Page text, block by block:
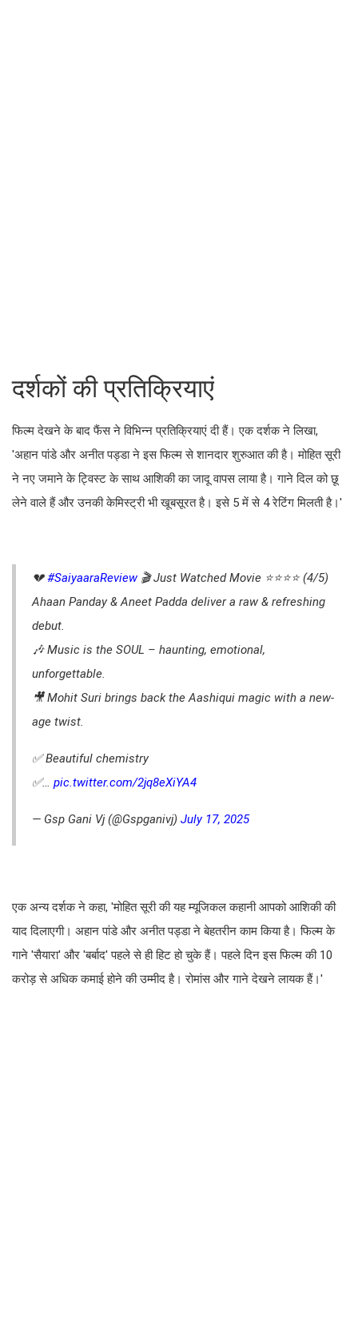
दर्शकों की प्रतिक्रियाएं
फिल्म देखने के बाद फैंस ने विभिन्न प्रतिक्रियाएं दी हैं। एक दर्शक ने लिखा,
'अहान पांडे और अनीत पड्डा ने इस फिल्म से शानदार शुरुआत की है। मोहित सूरी
ने नए जमाने के ट्विस्ट के साथ आशिकी का जादू वापस लाया है। गाने दिल को छू
लेने वाले हैं और उनकी केमिस्ट्री भी खूबसूरत है। इसे 5 में से 4 रेटिंग मिलती है।'
💔#SaiyaaraReview 🎬 Just Watched Movie ⭐️⭐️⭐️⭐️ (4/5)
Ahaan Panday & Aneet Padda deliver a raw & refreshing
debut.
🎶 Music is the SOUL – haunting, emotional,
unforgettable.
🎥 Mohit Suri brings back the Aashiqui magic with a new-
age twist.
✅ Beautiful chemistry
✅… pic.twitter.com/2jq8eXiYA4
— Gsp Gani Vj (@Gspganivj) July 17, 2025
एक अन्य दर्शक ने कहा, 'मोहित सूरी की यह म्यूजिकल कहानी आपको आशिकी की
याद दिलाएगी। अहान पांडे और अनीत पड्डा ने बेहतरीन काम किया है। फिल्म के
गाने 'सैयारा' और 'बर्बाद' पहले से ही हिट हो चुके हैं। पहले दिन इस फिल्म की 10
करोड़ से अधिक कमाई होने की उम्मीद है। रोमांस और गाने देखने लायक हैं।'